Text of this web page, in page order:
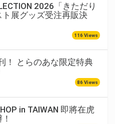
2026「きただり
ト展グッズ受注再販決
116 Views
！ とらのあな限定特典
86 Views
in TAIWAN 即將在虎